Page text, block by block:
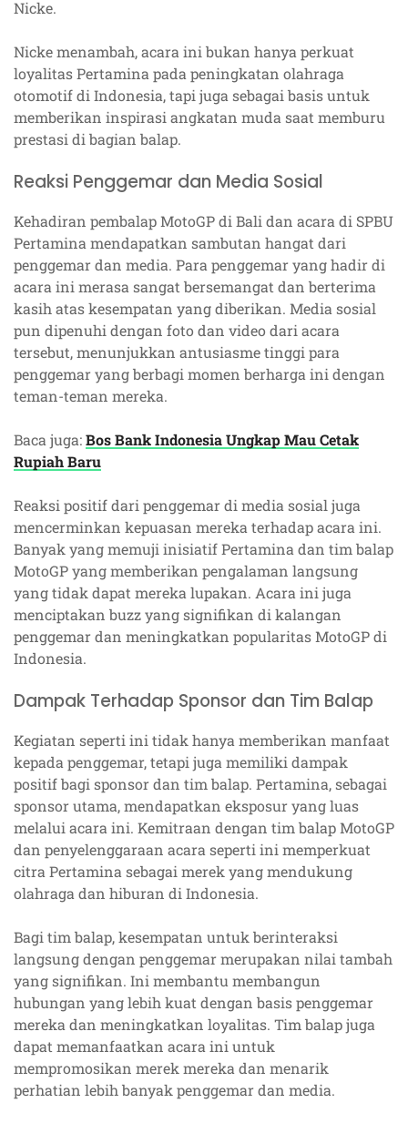
Nicke.
Nicke menambah, acara ini bukan hanya perkuat
loyalitas Pertamina pada peningkatan olahraga
otomotif di Indonesia, tapi juga sebagai basis untuk
memberikan inspirasi angkatan muda saat memburu
prestasi di bagian balap.
Reaksi Penggemar dan Media Sosial
Kehadiran pembalap MotoGP di Bali dan acara di SPBU
Pertamina mendapatkan sambutan hangat dari
penggemar dan media. Para penggemar yang hadir di
acara ini merasa sangat bersemangat dan berterima
kasih atas kesempatan yang diberikan. Media sosial
pun dipenuhi dengan foto dan video dari acara
tersebut, menunjukkan antusiasme tinggi para
penggemar yang berbagi momen berharga ini dengan
teman-teman mereka.
Baca juga:Bos Bank Indonesia Ungkap Mau Cetak
Rupiah Baru
Reaksi positif dari penggemar di media sosial juga
mencerminkan kepuasan mereka terhadap acara ini.
Banyak yang memuji inisiatif Pertamina dan tim balap
MotoGP yang memberikan pengalaman langsung
yang tidak dapat mereka lupakan. Acara ini juga
menciptakan buzz yang signifikan di kalangan
penggemar dan meningkatkan popularitas MotoGP di
Indonesia.
Dampak Terhadap Sponsor dan Tim Balap
Kegiatan seperti ini tidak hanya memberikan manfaat
kepada penggemar, tetapi juga memiliki dampak
positif bagi sponsor dan tim balap. Pertamina, sebagai
sponsor utama, mendapatkan eksposur yang luas
melalui acara ini. Kemitraan dengan tim balap MotoGP
dan penyelenggaraan acara seperti ini memperkuat
citra Pertamina sebagai merek yang mendukung
olahraga dan hiburan di Indonesia.
Bagi tim balap, kesempatan untuk berinteraksi
langsung dengan penggemar merupakan nilai tambah
yang signifikan. Ini membantu membangun
hubungan yang lebih kuat dengan basis penggemar
mereka dan meningkatkan loyalitas. Tim balap juga
dapat memanfaatkan acara ini untuk
mempromosikan merek mereka dan menarik
perhatian lebih banyak penggemar dan media.